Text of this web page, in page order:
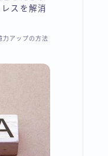
スを解消
力アップの方法